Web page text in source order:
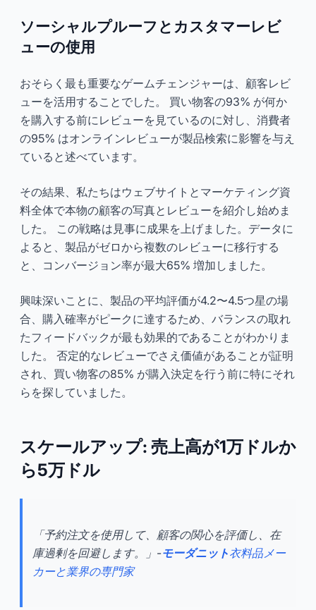
ソーシャルプルーフとカスタマーレビ
ューの使用
おそらく最も重要なゲームチェンジャーは、顧客レビ
ューを活用することでした。 買い物客の93% が何か
を購入する前にレビューを見ているのに対し、消費者
の95% はオンラインレビューが製品検索に影響を与え
ていると述べています。
その結果、私たちはウェブサイトとマーケティング資
料全体で本物の顧客の写真とレビューを紹介し始めま
した。 この戦略は見事に成果を上げました。データに
よると、製品がゼロから複数のレビューに移行する
と、コンバージョン率が最大65% 増加しました。
興味深いことに、製品の平均評価が4.2〜4.5つ星の場
合、購入確率がピークに達するため、バランスの取れ
たフィードバックが最も効果的であることがわかりま
した。 否定的なレビューでさえ価値があることが証明
され、買い物客の85% が購入決定を行う前に特にそれ
らを探していました。
スケールアップ: 売上高が1万ドルか
ら5万ドル
「予約注文を使用して、顧客の関心を評価し、在
庫過剰を回避します。」-モーダニット衣料品メー
カーと業界の専門家